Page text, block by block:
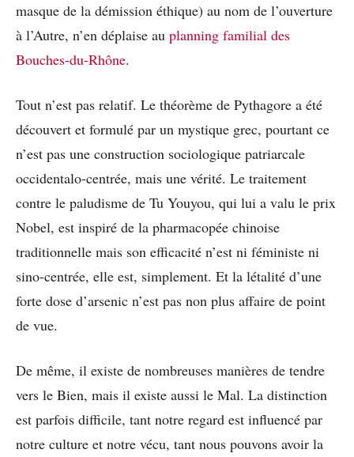
masque de la démission éthique) au nom de l’ouverture
à l’Autre, n’en déplaise au planning familial des
Bouches-du-Rhône.
Tout n’est pas relatif. Le théorème de Pythagore a été
découvert et formulé par un mystique grec, pourtant ce
n’est pas une construction sociologique patriarcale
occidentalo-centrée, mais une vérité. Le traitement
contre le paludisme de Tu Youyou, qui lui a valu le prix
Nobel, est inspiré de la pharmacopée chinoise
traditionnelle mais son efficacité n’est ni féministe ni
sino-centrée, elle est, simplement. Et la létalité d’une
forte dose d’arsenic n’est pas non plus affaire de point
de vue.
De même, il existe de nombreuses manières de tendre
vers le Bien, mais il existe aussi le Mal. La distinction
est parfois difficile, tant notre regard est influencé par
notre culture et notre vécu, tant nous pouvons avoir la